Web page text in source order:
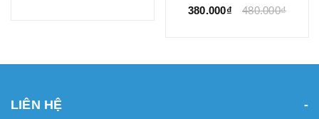
380.000₫
480.000₫
LIÊN HỆ